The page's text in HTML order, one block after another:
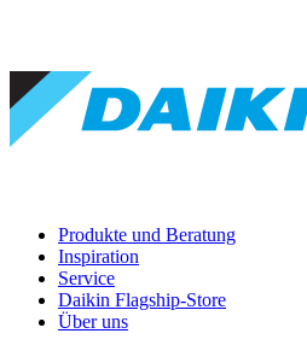
Produkte und Beratung
Inspiration
Service
Daikin Flagship-Store
Über uns